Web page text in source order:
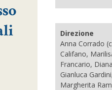
Direzione
Anna Corrado
Califano,
Francario,
Gianluca
Margherita